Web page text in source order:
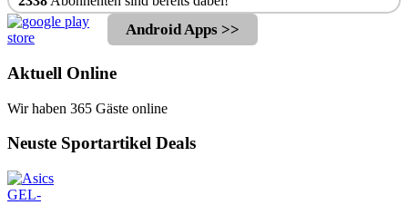
Android Apps >>
Aktuell Online
Wir haben 365 Gäste online
Neuste Sportartikel Deals